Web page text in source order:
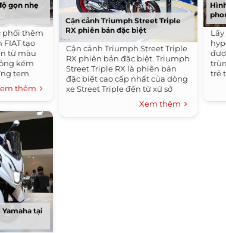
gọn nhẹ
phối thêm
tạo
từ màu
kém
tem
thêm
tại
Cận cảnh Triumph Street Triple
RX phiên bản đặc biệt
Cận cảnh Triumph Street Triple
RX phiên bản đặc biệt. Triumph
Street Triple RX là phiên bản
đặc biệt cao cấp nhất của dòng
xe Street Triple đến từ xứ sở
sương mù, với giá bán vào
khoảng 11.200 USD. Ở phiên
bản này chiếc Street Triple RX
Xem thêm
trẻ